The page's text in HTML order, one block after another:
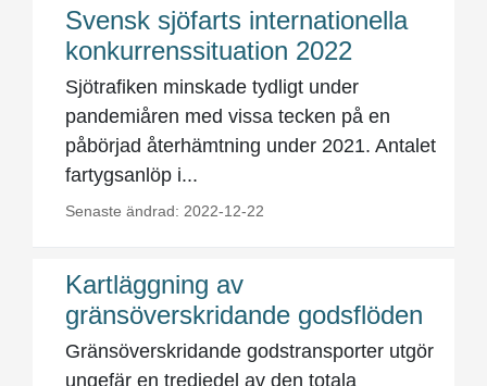
Svensk sjöfarts internationella
konkurrenssituation 2022
Sjötrafiken minskade tydligt under
pandemiåren med vissa tecken på en
påbörjad återhämtning under 2021. Antalet
fartygsanlöp i...
Senaste ändrad: 2022-12-22
Kartläggning av
gränsöverskridande godsflöden
Gränsöverskridande godstransporter utgör
ungefär en tredjedel av den totala